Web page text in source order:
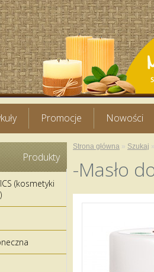
Promocje Nowości
Produkty
(kosmetyki
Strona główna » Szukaj »
-Masło